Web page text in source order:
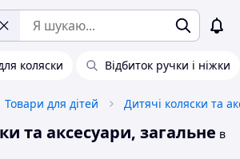
коляски Відбиток ручки і ніжки
Товари для дітей Дитячі коляски та
та аксесуари, загальне в